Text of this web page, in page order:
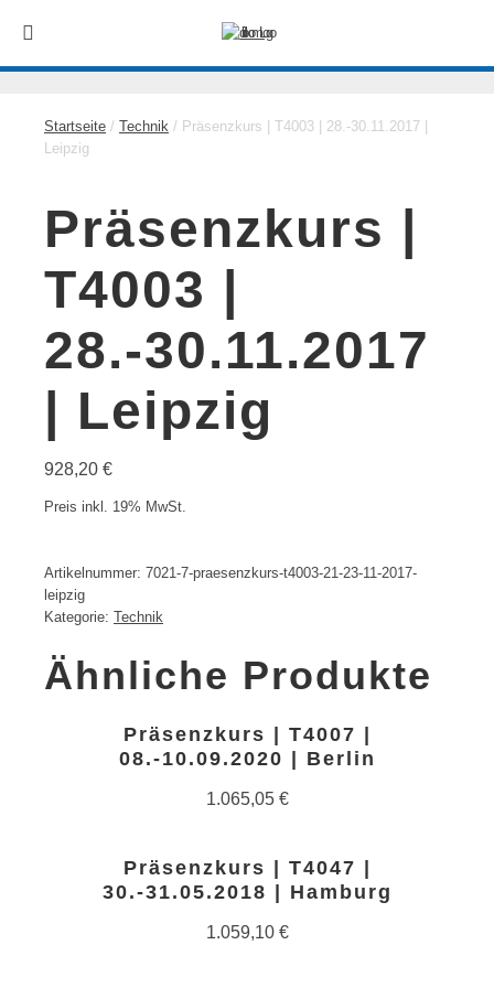
Startseite / Technik / Präsenzkurs | T4003 | 28.-30.11.2017 |
Leipzig
Präsenzkurs |
T4003 |
28.-30.11.2017
| Leipzig
928,20 €
Preis inkl. 19% MwSt.
Artikelnummer: 7021-7-praesenzkurs-t4003-21-23-11-2017-
leipzig
Kategorie: Technik
Ähnliche Produkte
Präsenzkurs | T4007 |
08.-10.09.2020 | Berlin
1.065,05 €
Präsenzkurs | T4047 |
30.-31.05.2018 | Hamburg
1.059,10 €